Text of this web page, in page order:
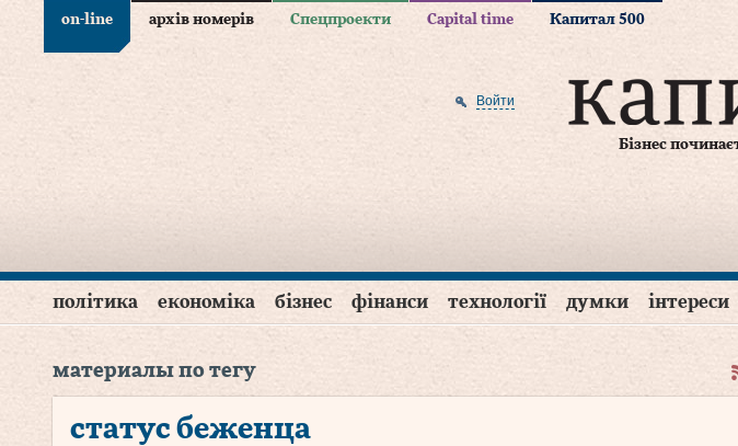
on-line архів номерів Спецпроекти Capital time Капитал 500
Бізнес
Войти
політика економіка бізнес фінанси технології думки інтереси
материалы по тегу
статус беженца